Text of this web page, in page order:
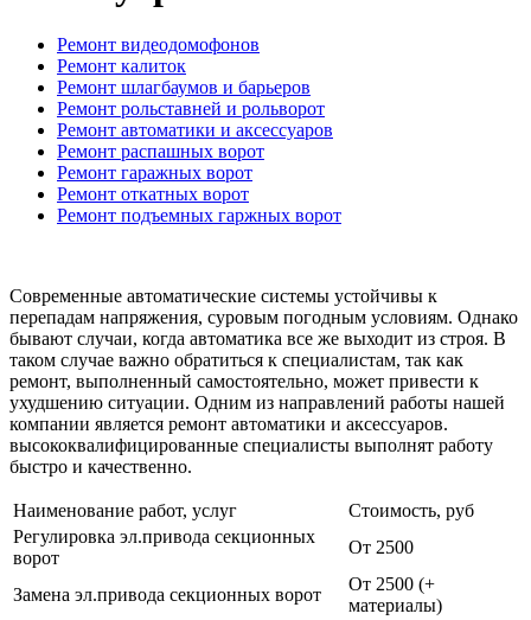
Ремонт видеодомофонов
Ремонт калиток
Ремонт шлагбаумов и барьеров
Ремонт рольставней и рольворот
Ремонт автоматики и аксессуаров
Ремонт распашных ворот
Ремонт гаражных ворот
Ремонт откатных ворот
Ремонт подъемных гаржных ворот
Современные автоматические системы устойчивы к
перепадам напряжения, суровым погодным условиям. Однако
бывают случаи, когда автоматика все же выходит из строя. В
таком случае важно обратиться к специалистам, так как
ремонт, выполненный самостоятельно, может привести к
ухудшению ситуации. Одним из направлений работы нашей
компании является ремонт автоматики и аксессуаров.
высококвалифицированные специалисты выполнят работу
быстро и качественно.
Наименование работ, услуг
Стоимость, руб
Регулировка эл.привода секционных
ворот
От 2500
Замена эл.привода секционных ворот
От 2500 (+
материалы)